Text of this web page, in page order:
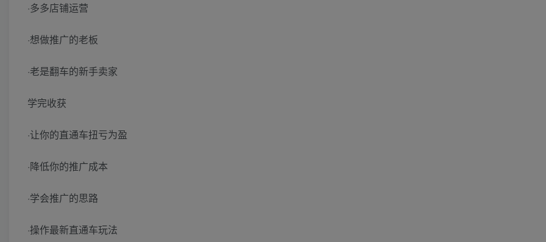
·多多店铺运营
·想做推广的老板
·老是翻车的新手卖家
学完收获
·让你的直通车扭亏为盈
·降低你的推广成本
·学会推广的思路
·操作最新直通车玩法